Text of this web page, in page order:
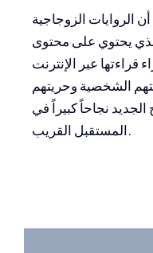
الروايات الزوجاجية
يحتوي على محتوى
قراءتها عبر الإنترنت
الشخصية وحريتهم
الجديد نجاحاً كبيراً في
المستقبل القريب.